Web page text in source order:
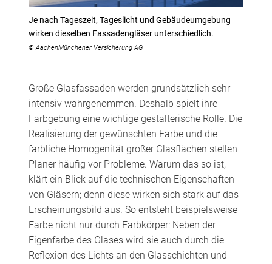
Je nach Tageszeit, Tageslicht und Gebäudeumgebung
wirken dieselben Fassadengläser unterschiedlich.
© AachenMünchener Versicherung AG
Große Glasfassaden werden grundsätzlich sehr
intensiv wahrgenommen. Deshalb spielt ihre
Farbgebung eine wichtige gestalterische Rolle. Die
Realisierung der gewünschten Farbe und die
farbliche Homogenität großer Glasflächen stellen
Planer häufig vor Probleme. Warum das so ist,
klärt ein Blick auf die technischen Eigenschaften
von Gläsern; denn diese wirken sich stark auf das
Erscheinungsbild aus. So entsteht beispielsweise
Farbe nicht nur durch Farbkörper: Neben der
Eigenfarbe des Glases wird sie auch durch die
Reflexion des Lichts an den Glasschichten und